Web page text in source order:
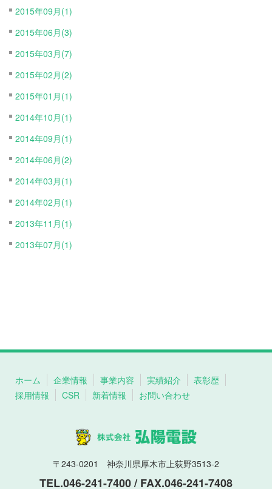
2015年09月(1)
2015年06月(3)
2015年03月(7)
2015年02月(2)
2015年01月(1)
2014年10月(1)
2014年09月(1)
2014年06月(2)
2014年03月(1)
2014年02月(1)
2013年11月(1)
2013年07月(1)
ホーム 企業情報 事業内容 実績紹介
表彰歴
採用情報
CSR 新着情報 お問い合わせ
〒243-0201 神奈川県厚木市上荻野3513-2
TEL.046-241-7400 / FAX.046-241-7408